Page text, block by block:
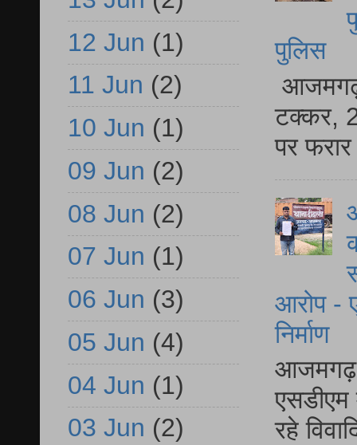
पुलिस
आजमगढ़
टक्कर,
पर
आरोप -
निर्माण
आजमगढ़
एसडीएम
रहे
12 Jun (1)
11 Jun (2)
10 Jun (1)
09 Jun (2)
08 Jun (2)
07 Jun (1)
06 Jun (3)
05 Jun (4)
04 Jun (1)
03 Jun (2)